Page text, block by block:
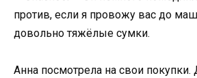
против, если я провожу вас до
довольно тяжёлые сумки.
Анна посмотрела на свои покупки.